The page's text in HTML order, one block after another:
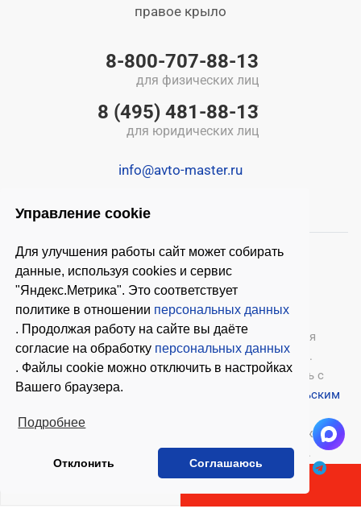
Управление cookie
Для улучшения работы сайт может собирать
данные, используя cookies и сервис
"Яндекс.Метрика". Это соответствует
политике в отношении персональных данных
. Продолжая работу на сайте вы даёте
согласие на обработку персональных данных
. Файлы cookie можно отключить в настройках
Вашего браузера.
Подробнее
Отклонить
Соглашаюсь
правое крыло
8-800-707-88-13
для физических лиц
8 (495) 481-88-13
для юридических лиц
info@avto-master.ru
© 2026 ООО «Автомастер» — оборудование для
автосервиса, шиномонтажное оборудование.
Оставляя заявки на нашем сайте, ознакомьтесь с
Политикой конфиденциальности
Пользовательским
Копирование материалов с этого сайта возможно
только с письменного согласия владельцев.